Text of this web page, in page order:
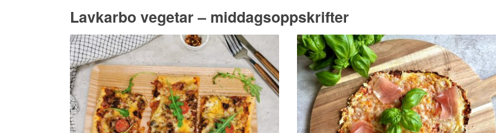
Lavkarbo vegetar – middagsoppskrifter